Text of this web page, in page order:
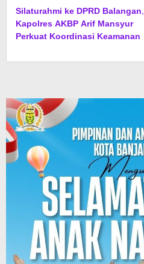
Silaturahmi ke DPRD Balangan,
Kapolres AKBP Arif Mansyur
Perkuat Koordinasi Keamanan